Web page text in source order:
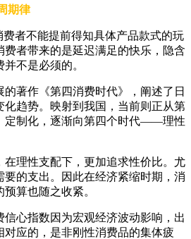
期律
费者不能提前得知具体产品款式的玩
者带来的是延迟满足的快乐，隐含
不是必须的。
的著作《第四消费时代》，阐述了日
化趋势。映射到我国，当前则正从第
定制化，逐渐向第四个时代——理性
在理性支配下，更加追求性价比。尤
的支出。因此在经济紧缩时期，消
算也随之收紧。
心指数因为宏观经济波动影响，出
应的，是非刚性消费品的集体疲